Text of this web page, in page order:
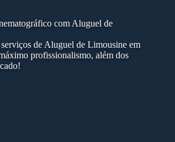
com Aluguel de
de Aluguel de Limousine em
profissionalismo, além dos